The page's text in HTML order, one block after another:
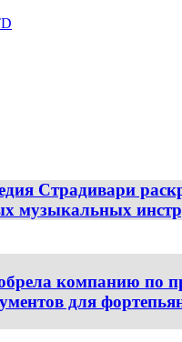
Страдивари
музыкальных
компанию по
для